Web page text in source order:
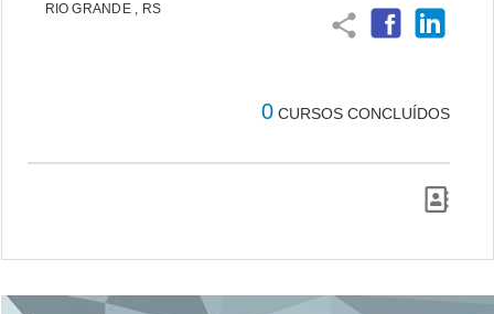
RIO GRANDE , RS
share
0 CURSOS CONCLUÍDOS